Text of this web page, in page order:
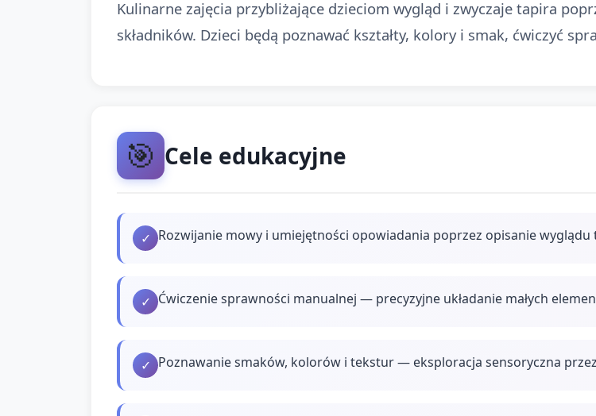
Kulinarne zajęcia przybliżające dzieciom wygląd i zwyczaje tapira
składników. Dzieci będą poznawać kształty, kolory i smak, ćwiczyć
🎯 Cele edukacyjne
✓ Rozwijanie mowy i umiejętności opowiadania poprzez opisanie wyglądu
✓ Ćwiczenie sprawności manualnej — precyzyjne układanie małych
✓ Poznawanie smaków, kolorów i tekstur — eksploracja sensoryczna